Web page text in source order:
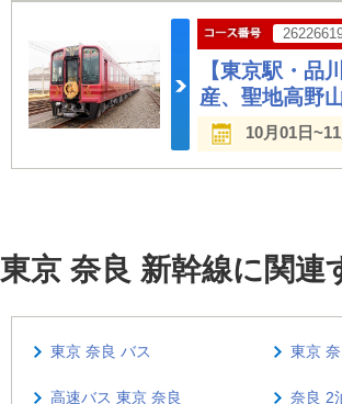
【東京駅・品
産、聖地高野
10月01日
東京 奈良 新幹線に関連
東京 奈良 バス 東京
高速バス 東京 奈良 奈良 2